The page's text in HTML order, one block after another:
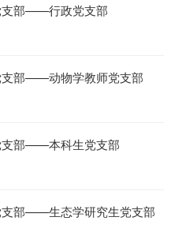
支部——行政党支部
支部——动物学教师党支部
支部——本科生党支部
支部——生态学研究生党支部